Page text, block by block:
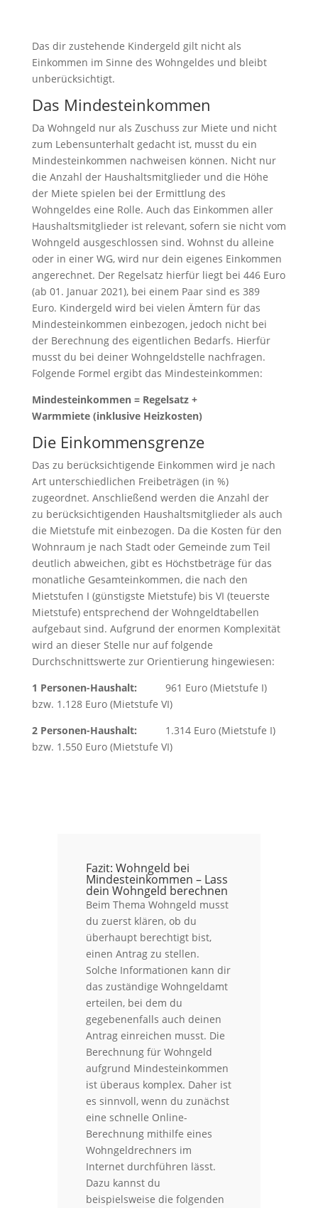
Das dir zustehende Kindergeld gilt nicht als
Einkommen im Sinne des Wohngeldes und bleibt
unberücksichtigt.
Das Mindesteinkommen
Da Wohngeld nur als Zuschuss zur Miete und nicht
zum Lebensunterhalt gedacht ist, musst du ein
Mindesteinkommen nachweisen können. Nicht nur
die Anzahl der Haushaltsmitglieder und die Höhe
der Miete spielen bei der Ermittlung des
Wohngeldes eine Rolle. Auch das Einkommen aller
Haushaltsmitglieder ist relevant, sofern sie nicht vom
Wohngeld ausgeschlossen sind. Wohnst du alleine
oder in einer WG, wird nur dein eigenes Einkommen
angerechnet. Der Regelsatz hierfür liegt bei 446 Euro
(ab 01. Januar 2021), bei einem Paar sind es 389
Euro. Kindergeld wird bei vielen Ämtern für das
Mindesteinkommen einbezogen, jedoch nicht bei
der Berechnung des eigentlichen Bedarfs. Hierfür
musst du bei deiner Wohngeldstelle nachfragen.
Folgende Formel ergibt das Mindesteinkommen:
Mindesteinkommen = Regelsatz +
Warmmiete (inklusive Heizkosten)
Die Einkommensgrenze
Das zu berücksichtigende Einkommen wird je nach
Art unterschiedlichen Freibeträgen (in %)
zugeordnet. Anschließend werden die Anzahl der
zu berücksichtigenden Haushaltsmitglieder als auch
die Mietstufe mit einbezogen. Da die Kosten für den
Wohnraum je nach Stadt oder Gemeinde zum Teil
deutlich abweichen, gibt es Höchstbeträge für das
monatliche Gesamteinkommen, die nach den
Mietstufen I (günstigste Mietstufe) bis VI (teuerste
Mietstufe) entsprechend der Wohngeldtabellen
aufgebaut sind. Aufgrund der enormen Komplexität
wird an dieser Stelle nur auf folgende
Durchschnittswerte zur Orientierung hingewiesen:
1 Personen-Haushalt: 961 Euro (Mietstufe I)
bzw. 1.128 Euro (Mietstufe VI)
2 Personen-Haushalt: 1.314 Euro (Mietstufe I)
bzw. 1.550 Euro (Mietstufe VI)
Fazit: Wohngeld bei
Mindesteinkommen – Lass
dein Wohngeld berechnen
Beim Thema Wohngeld musst
du zuerst klären, ob du
überhaupt berechtigt bist,
einen Antrag zu stellen.
Solche Informationen kann dir
das zuständige Wohngeldamt
erteilen, bei dem du
gegebenenfalls auch deinen
Antrag einreichen musst. Die
Berechnung für Wohngeld
aufgrund Mindesteinkommen
ist überaus komplex. Daher ist
es sinnvoll, wenn du zunächst
eine schnelle Online-
Berechnung mithilfe eines
Wohngeldrechners im
Internet durchführen lässt.
Dazu kannst du
beispielsweise die folgenden